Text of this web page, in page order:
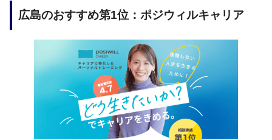
広島のおすすめ第1位：ポジウィルキャリア